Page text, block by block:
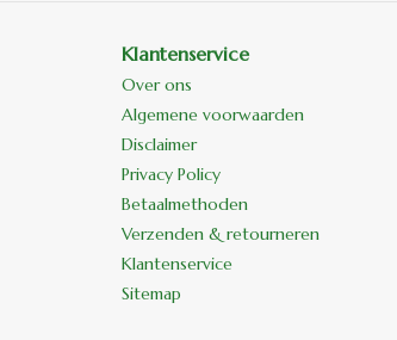
Klantenservice
Over ons
Algemene voorwaarden
Disclaimer
Privacy Policy
Betaalmethoden
Verzenden & retourneren
Klantenservice
Sitemap